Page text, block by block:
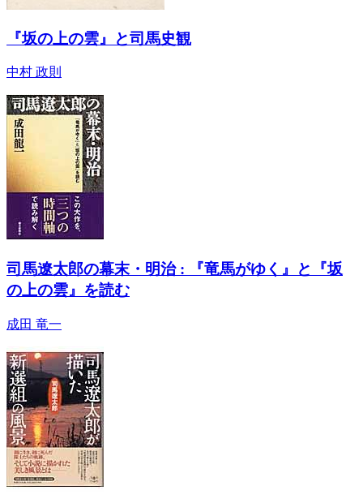
『坂の上の雲』と司馬史観
中村 政則
司馬遼太郎の幕末・明治 : 『竜馬がゆく』と『坂
の上の雲』を読む
成田 竜一